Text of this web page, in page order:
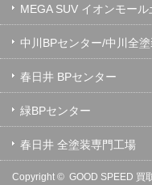
MEGA SUV イオンモール
中川BPセンター/中川全
春日井 BPセンター
緑BPセンター
春日井 全塗装専門工場
Copyright © GOOD SPEED 買